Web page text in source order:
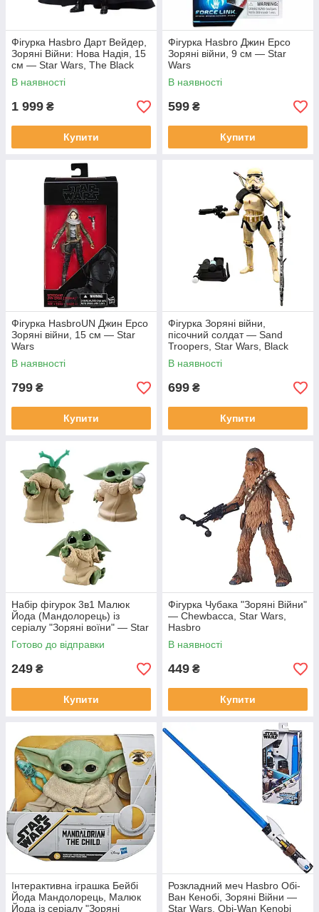
Фігурка Hasbro Дарт Вейдер,
Зоряні Війни: Нова Надія, 15
см — Star Wars, The Black
Series
В наявності
1 999 ₴
Купити
Фігурка Hasbro Джин Ерсо
Зоряні війни, 9 см — Star
Wars
В наявності
599 ₴
Купити
Фігурка HasbroUN Джин Ерсо
Зоряні війни, 15 см — Star
Wars
В наявності
799 ₴
Купити
Фігурка Зоряні війни,
пісочний солдат — Sand
Troopers, Star Wars, Black
Series
В наявності
699 ₴
Купити
Набір фігурок 3в1 Малюк
Йода (Мандолорець) із
серіалу "Зоряні воїни" — Star
Wars, Mandalorian, 6 см #1
Готово до відправки
249 ₴
Купити
Фігурка Чубака "Зоряні Війни"
— Chewbacca, Star Wars,
Hasbro
В наявності
449 ₴
Купити
Інтерактивна іграшка Бейбі
Йода Мандолорець, Малюк
Йода із серіалу "Зоряні
Розкладний меч Hasbro Обі-
Ван Кенобі, Зоряні Війни —
Star Wars, Obi-Wan Kenobi